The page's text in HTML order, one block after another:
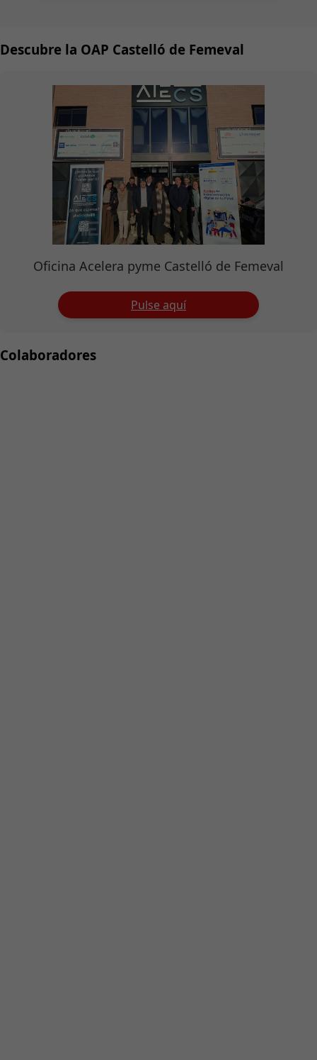
Descubre la OAP Castelló de Femeval
Oficina Acelera pyme Castelló de Femeval
Pulse aquí
Colaboradores